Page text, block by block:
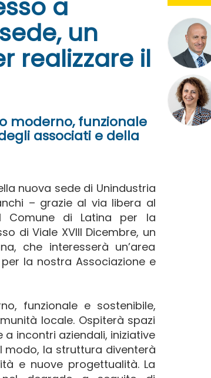
a
un
realizzare il
moderno, funzionale
associati e della
nuova sede di Unindustria
– grazie al via libera al
Comune di Latina per la
di Viale XVIII Dicembre, un
che interesserà un’area
la nostra Associazione e
funzionale e sostenibile,
locale. Ospiterà spazi
incontri aziendali, iniziative
modo, la struttura diventerà
e nuove progettualità. La